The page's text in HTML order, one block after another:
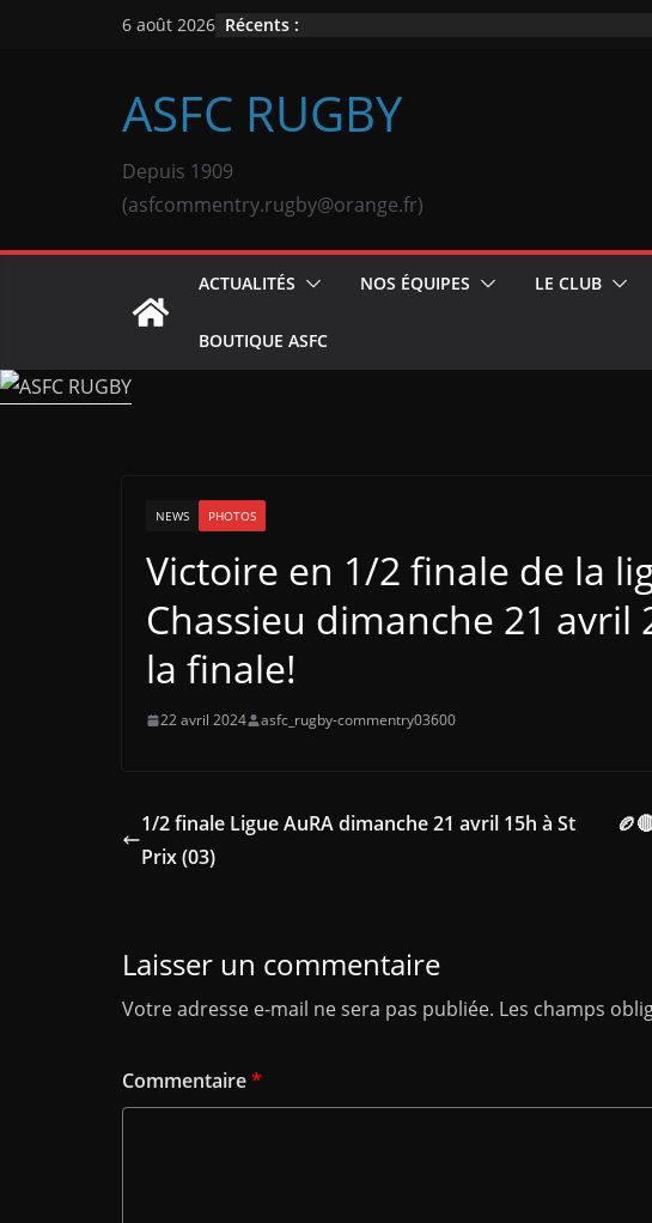
6 août 2026 Récents :
ASFC RUGBY
Depuis 1909
(asfcommentry.rugby@orange.fr)
ACTUALITÉS NOS ÉQUIPES LE CLUB
BOUTIQUE ASFC
NEWS PHOTOS
Victoire en 1/2 finale de la
Chassieu dimanche 21
la finale!
22 avril 2024 asfc_rugby-commentry03600
1/2 finale Ligue AuRA dimanche 21 avril 15h à St
Prix (03)
Laisser un commentaire
Votre adresse e-mail ne sera pas publiée. Les champs
Commentaire*